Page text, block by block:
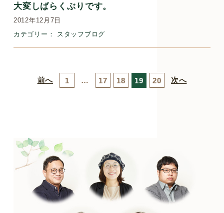
大変しばらくぶりです。
2012年12月7日
カテゴリー：
スタッフブログ
前へ 1 … 17 18 19 20 次へ